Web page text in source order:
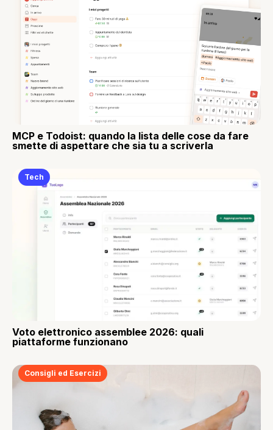
MCP e Todoist: quando la lista delle cose da fare
smette di aspettare che sia tu a scriverla
Tech
Voto elettronico assemblee 2026: quali
piattaforme funzionano
Consigli ed Esercizi